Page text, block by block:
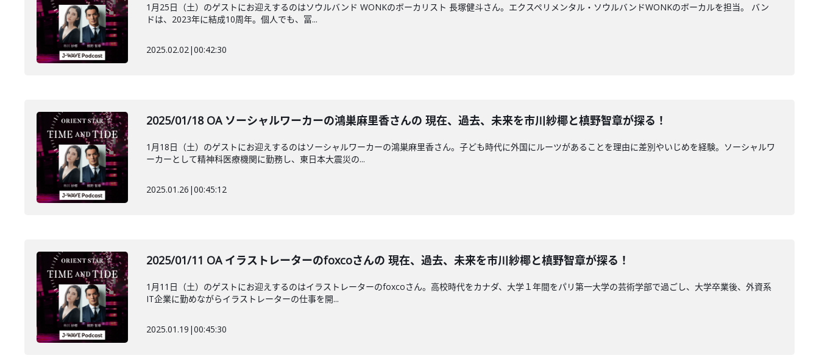
1月25日（土）のゲストにお迎えするのはソウルバンド WONKのボーカリスト 長塚健斗さん。エクスペリメンタル・ソウルバンドWONKのボーカルを担当。 バン
ドは、2023年に結成10周年。個人でも、冨...
2025.02.02|00:42:30
2025/01/18 OA ソーシャルワーカーの鴻巣麻里香さんの 現在、過去、未来を市川紗椰と槙野智章が探る！
1月18日（土）のゲストにお迎えするのはソーシャルワーカーの鴻巣麻里香さん。子ども時代に外国にルーツがあることを理由に差別やいじめを経験。ソーシャルワ
ーカーとして精神科医療機関に勤務し、東日本大震災の...
2025.01.26 |00:45:12
2025/01/11 OA イラストレーターのfoxcoさんの 現在、過去、未来を市川紗椰と槙野智章が探る！
1月11日（土）のゲストにお迎えするのはイラストレーターのfoxcoさん。高校時代をカナダ、大学１年間をパリ第一大学の芸術学部で過ごし、大学卒業後、外資系
IT企業に勤めながらイラストレーターの仕事を開...
2025.01.19 |00:45:30